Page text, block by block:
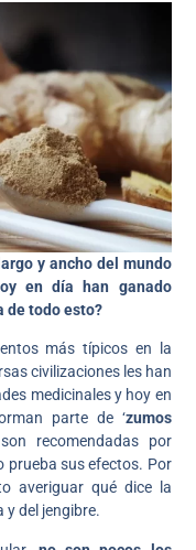
y ancho del mundo
en día han ganado
de todo esto?
más típicos en la
civilizaciones les han
medicinales y hoy en
parte de ‘zumos
recomendadas por
prueba sus efectos. Por
averiguar qué dice la
y del jengibre.